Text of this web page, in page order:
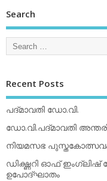
Search
Recent Posts
പദ്മാവതി ഡോ.വി.
ഡോ.വി.പദ്മാവതി
നിയമസഭ
ഡിക്ഷ്ണറി ഓഫ്
ഉപോദ്ഘാതം